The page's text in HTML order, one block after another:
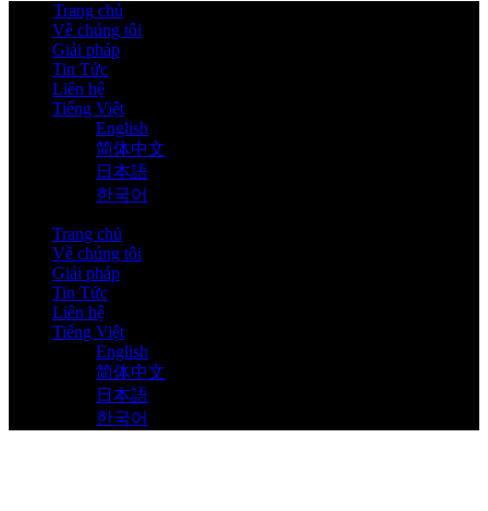
Trang chủ
Về chúng tôi
Giải pháp
Tin Tức
Liên hệ
Tiếng Việt
English
简体中文
日本語
한국어
Trang chủ
Về chúng tôi
Giải pháp
Tin Tức
Liên hệ
Tiếng Việt
English
简体中文
日本語
한국어